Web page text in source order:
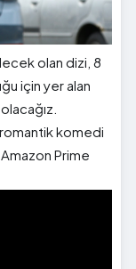
olan dizi, 8
için yer alan
komedi
Prime